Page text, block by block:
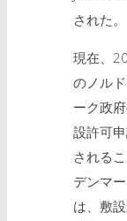
された。
現在、
のノル
ーク政
設許可
される
デンマ
は、敷